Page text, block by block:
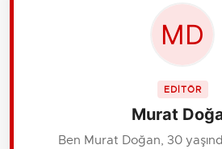
EDİTÖR
Murat
Ben Murat Doğan, 30